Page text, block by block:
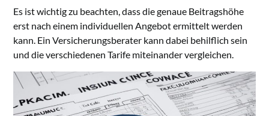
Es ist wichtig zu beachten, dass die genaue Beitragshöhe
erst nach einem individuellen Angebot ermittelt werden
kann. Ein Versicherungsberater kann dabei behilflich sein
und die verschiedenen Tarife miteinander vergleichen.